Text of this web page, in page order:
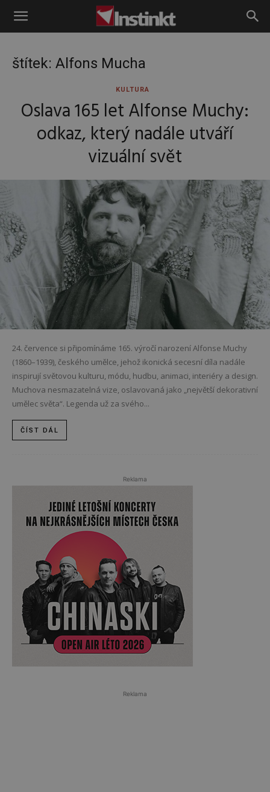
Instinkt
štítek: Alfons Mucha
KULTURA
Oslava 165 let Alfonse Muchy:
odkaz, který nadále utváří
vizuální svět
24. července si připomínáme 165. výročí narození Alfonse Muchy
(1860–1939), českého umělce, jehož ikonická secesní díla nadále
inspirují světovou kulturu, módu, hudbu, animaci, interiéry a design.
Muchova nesmazatelná vize, oslavovaná jako „největší dekorativní
umělec světa“. Legenda už za svého...
ČÍST DÁL
Reklama
Reklama